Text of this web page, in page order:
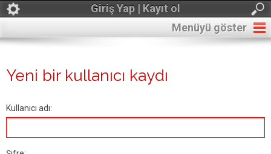
Giriş Yap | Kayıt ol
Menüyü göster
Yeni bir kullanıcı kaydı
Kullanıcı adı: